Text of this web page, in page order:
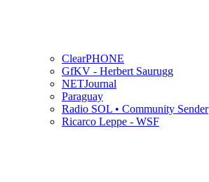
ClearPHONE
GfKV - Herbert Saurugg
NETJournal
Paraguay
Radio SOL • Community Sender
Ricarco Leppe - WSF